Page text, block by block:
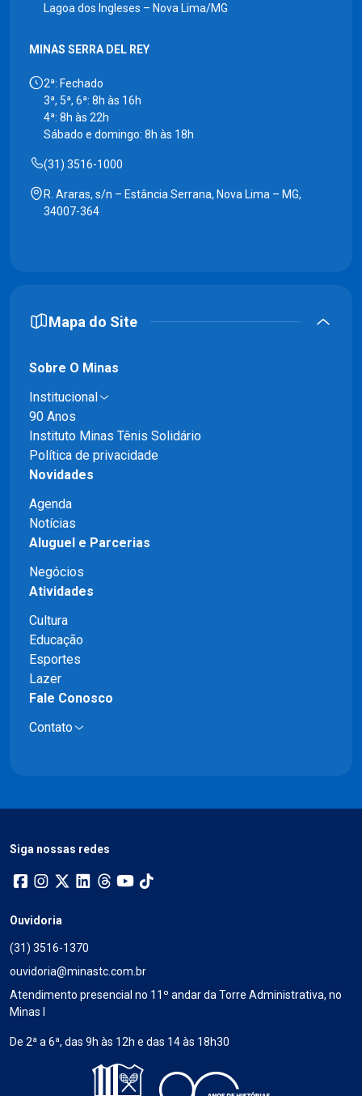
Lagoa dos Ingleses – Nova Lima/MG
MINAS SERRA DEL REY
2ª: Fechado
3ª, 5ª, 6ª: 8h às 16h
4ª: 8h às 22h
Sábado e domingo: 8h às 18h
(31) 3516-1000
R. Araras, s/n – Estância Serrana, Nova Lima – MG,
34007-364
Mapa do Site
Sobre O Minas
Institucional
90 Anos
Instituto Minas Tênis Solidário
Política de privacidade
Novidades
Agenda
Notícias
Aluguel e Parcerias
Negócios
Atividades
Cultura
Educação
Esportes
Lazer
Fale Conosco
Contato
Siga nossas redes
Ouvidoria
(31) 3516-1370
ouvidoria@minastc.com.br
Atendimento presencial no 11º andar da Torre Administrativa, no
Minas I
De 2ª a 6ª, das 9h às 12h e das 14 às 18h30